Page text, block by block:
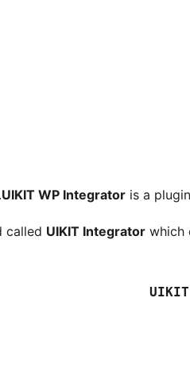
UIKIT WP Integrator is a
.
called UIKIT Integrator which